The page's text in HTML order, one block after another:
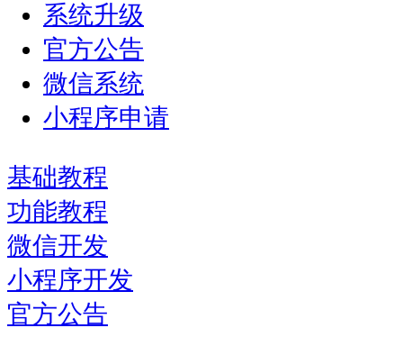
系统升级
官方公告
微信系统
小程序申请
基础教程
功能教程
微信开发
小程序开发
官方公告